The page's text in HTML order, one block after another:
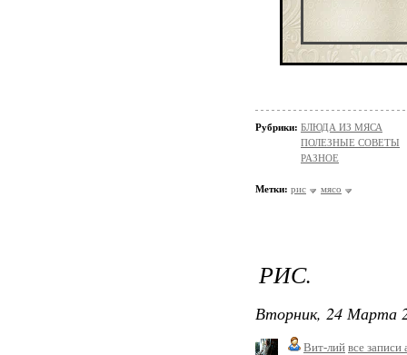
Рубрики: БЛЮДА ИЗ МЯСА
ПОЛЕЗНЫЕ СОВЕТЫ
РАЗНОЕ
Метки: рис мясо
РИС.
Вторник, 24 Марта
Вит-лий все записи